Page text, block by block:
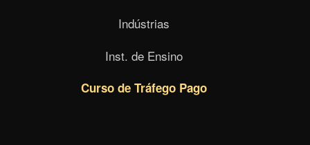
Indústrias
Inst. de Ensino
Curso de Tráfego Pago